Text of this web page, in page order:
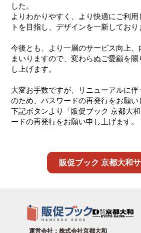
した。
よりわかりやすく、より快適にご利
トを目指し、デザインを一新しており
今後とも、より一層のサービス向上、
まいりますので、変わらぬご愛顧を
し上げます。
大変お手数ですが、リニューアルに
のため、パスワードの再発行をお願い
下記ボタンより「販促ブック 京都大
ードの再発行をお願い申し上げます。
販促ブック 京都大和
運営会社：株式会社京都大和